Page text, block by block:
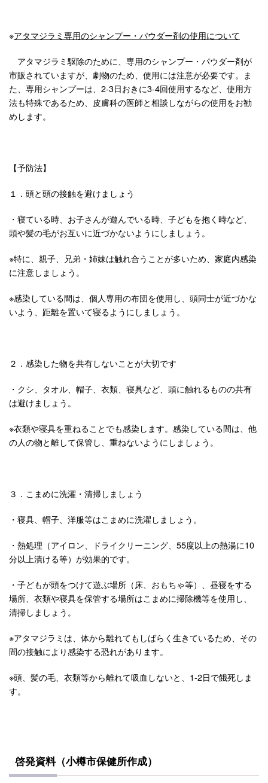
※アタマジラミ専用のシャンプー・パウダー剤の使用について
アタマジラミ駆除のために、専用のシャンプー・パウダー剤が
市販されていますが、劇物のため、使用には注意が必要です。ま
た、専用シャンプーは、2-3日おきに3-4回使用するなど、使用方
法も特殊であるため、皮膚科の医師と相談しながらの使用をお勧
めします。
【予防法】
１．頭と頭の接触を避けましょう
・寝ている時、お子さんが遊んでいる時、子どもを抱く時など、
頭や髪の毛がお互いに近づかないようにしましょう。
※特に、親子、兄弟・姉妹は触れ合うことが多いため、家庭内感染
に注意しましょう。
※感染している間は、個人専用の布団を使用し、頭同士が近づかな
いよう、距離を置いて寝るようにしましょう。
２．感染した物を共有しないことが大切です
・クシ、タオル、帽子、衣類、寝具など、頭に触れるものの共有
は避けましょう。
※衣類や寝具を重ねることでも感染します。感染している間は、他
の人の物と離して保管し、重ねないようにしましょう。
３．こまめに洗濯・清掃しましょう
・寝具、帽子、洋服等はこまめに洗濯しましょう。
・熱処理（アイロン、ドライクリーニング、55度以上の熱湯に10
分以上漬ける等）が効果的です。
・子どもが頭をつけて遊ぶ場所（床、おもちゃ等）、昼寝をする
場所、衣類や寝具を保管する場所はこまめに掃除機等を使用し、
清掃しましょう。
※アタマジラミは、体から離れてもしばらく生きているため、その
間の接触により感染する恐れがあります。
※頭、髪の毛、衣類等から離れて吸血しないと、1-2日で餓死しま
す。
啓発資料（小樽市保健所作成）